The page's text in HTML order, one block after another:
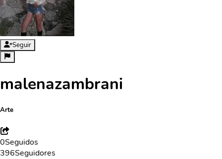
Seguir
malenazambrani
Arte
0Seguidos
396Seguidores